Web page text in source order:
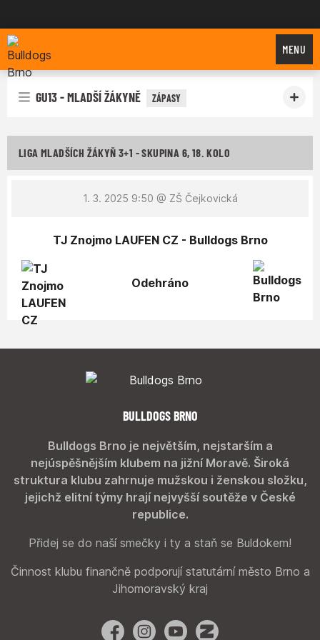
Bulldogs Brno
MENU
GU13 - MLADŠÍ ŽÁKYNĚ ZÁPASY
LIGA MLADŠÍCH ŽÁKYŇ 3+1 - SKUPINA 6, 18. KOLO
1. 3. 2025 9:50 @ ZŠ Čejkovická
TJ Znojmo LAUFEN CZ - Bulldogs Brno
Odehráno
BULLDOGS BRNO
Bulldogs Brno je největším, nejstarším a
nejúspěšnějším klubem na jižní Moravě. Široká
struktura klubu zahrnuje mužskou i ženskou složku,
jejichž elitní týmy hrají nejvyšší soutěže v České
republice.
Přidej se do naší smečky i ty a staň se Buldokem!
Činnost klubu finančně podporují statutární město Brno a
Jihomoravský kraj